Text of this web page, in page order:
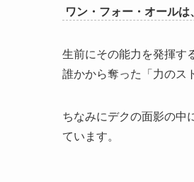
ワン・フォー・オールは
生前にその能力を発揮す
誰かから奪った「力のス
ちなみにデクの面影の中
ています。